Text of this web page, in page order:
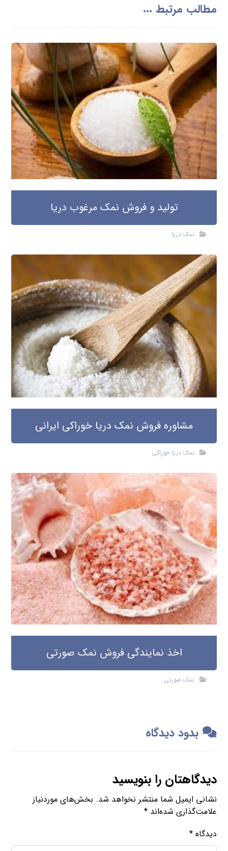
مطالب مرتبط ...
تولید و فروش نمک مرغوب دریا
نمک دریا
مشاوره فروش نمک دریا خوراکی ایرانی
نمک دریا خوراکی
اخذ نمایندگی فروش نمک صورتی
نمک صورتی
بدود دیدگاه
دیدگاهتان را بنویسید
نشانی ایمیل شما منتشر نخواهد شد. بخش‌های موردنیاز
علامت‌گذاری شده‌اند*
دیدگاه*